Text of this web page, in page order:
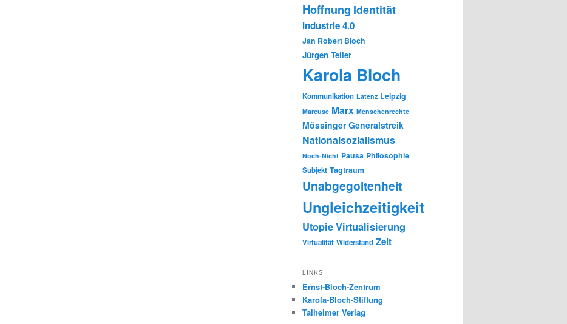
Hoffnung Identität
Industrie 4.0
Jan Robert Bloch
Jürgen Teller
Karola Bloch
Kommunikation Latenz Leipzig
Marcuse Marx Menschenrechte
Mössinger Generalstreik
Nationalsozialismus
Noch-Nicht Pausa Philosophie
Subjekt Tagtraum
Unabgegoltenheit
Ungleichzeitigkeit
UtopieVirtualisierung
Virtualität Widerstand Zeit
LINKS
Ernst-Bloch-Zentrum
Karola-Bloch-Stiftung
Talheimer Verlag